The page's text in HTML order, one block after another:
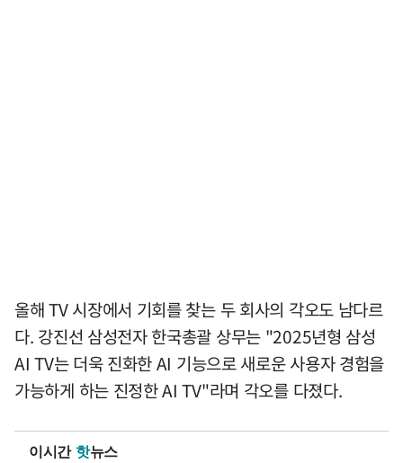
올해 TV 시장에서 기회를 찾는 두 회사의 각오도 남다르
다. 강진선 삼성전자 한국총괄 상무는 "2025년형 삼성
AI TV는 더욱 진화한 AI 기능으로 새로운 사용자 경험을
가능하게 하는 진정한 AI TV"라며 각오를 다졌다.
이시간 핫뉴스